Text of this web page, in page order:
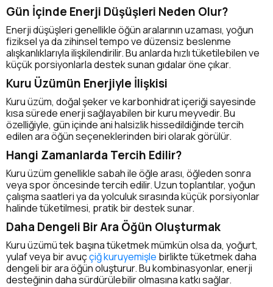
Gün İçinde Enerji Düşüşleri Neden Olur?
Enerji düşüşleri genellikle öğün aralarının uzaması, yoğun
fiziksel ya da zihinsel tempo ve düzensiz beslenme
alışkanlıklarıyla ilişkilendirilir. Bu anlarda hızlı tüketilebilen ve
küçük porsiyonlarla destek sunan gıdalar öne çıkar.
Kuru Üzümün Enerjiyle İlişkisi
Kuru üzüm, doğal şeker ve karbonhidrat içeriği sayesinde
kısa sürede enerji sağlayabilen bir kuru meyvedir. Bu
özelliğiyle, gün içinde ani halsizlik hissedildiğinde tercih
edilen ara öğün seçeneklerinden biri olarak görülür.
Hangi Zamanlarda Tercih Edilir?
Kuru üzüm genellikle sabah ile öğle arası, öğleden sonra
veya spor öncesinde tercih edilir. Uzun toplantılar, yoğun
çalışma saatleri ya da yolculuk sırasında küçük porsiyonlar
halinde tüketilmesi, pratik bir destek sunar.
Daha Dengeli Bir Ara Öğün Oluşturmak
Kuru üzümü tek başına tüketmek mümkün olsa da, yoğurt,
yulaf veya bir avuççiğ kuruyemişle birlikte tüketmek daha
dengeli bir ara öğün oluşturur. Bu kombinasyonlar, enerji
desteğinin daha sürdürülebilir olmasına katkı sağlar.